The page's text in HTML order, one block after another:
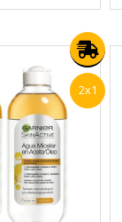
2x1